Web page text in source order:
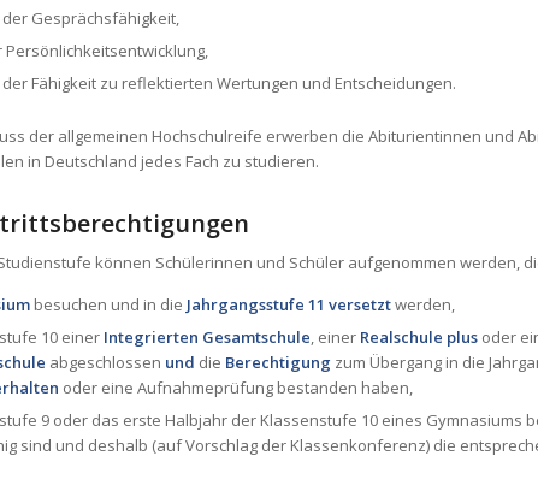
der Gesprächsfähigkeit,
Persönlichkeitsentwicklung,
der Fähigkeit zu reflektierten Wertungen und Entscheidungen.
der allgemeinen Hochschulreife erwerben die Abiturientinnen und
in Deutschland jedes Fach zu studieren.
können Schülerinnen und Schüler aufgenommen werden,
besuchen und in die Jahrgangsstufe 11 versetztwerden,
10 einer Integrierten Gesamtschule, einer Realschule plus oder
abgeschlossen und die Berechtigung zum Übergang in die
oder eine Aufnahmeprüfung bestanden haben,
9 oder das erste Halbjahr der Klassenstufe 10 eines Gymnasiums
sind und deshalb (auf Vorschlag der Klassenkonferenz) die